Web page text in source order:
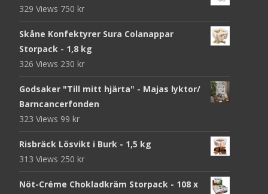
329 Views 750 kr
Skåne Konfektyrer Sura Colanappar
Storpack - 1,8 kg
326 Views 230 kr
Godsaker "Till mitt hjärta" - Majas lyktor/
Barncancerfonden
323 Views 99 kr
Risbräck Lösvikt i Burk - 1,5 kg
313 Views 250 kr
Nöt-Créme Chokladkräm Storpack - 108 x